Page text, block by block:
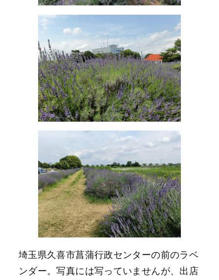
埼玉県久喜市菖蒲行政センターの前のラベ
ンダー。写真には写っていませんが、出店